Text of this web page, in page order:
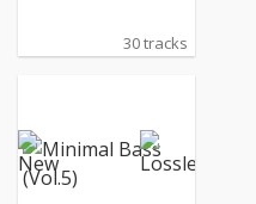
30 tracks